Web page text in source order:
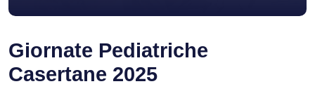
Giornate Pediatriche
Casertane 2025